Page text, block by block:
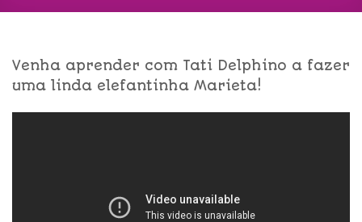
Venha aprender com Tati Delphino a fazer
uma linda elefantinha Marieta!